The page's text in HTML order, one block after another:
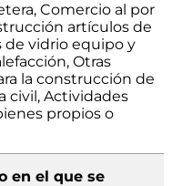
Comercio al por
artículos de
vidrio equipo y
Otras
la construcción de
civil, Actividades
propios o
en el que se